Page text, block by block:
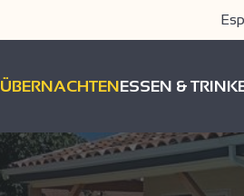
ÜBERNACHTENESSEN &